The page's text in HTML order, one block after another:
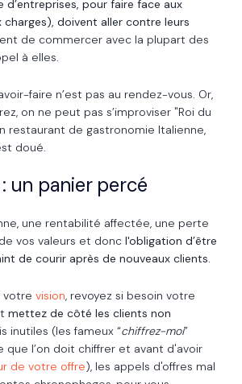
d’entreprises, pour faire face aux
charges), doivent aller contre leurs
de commercer avec la plupart des
à elles.
faire n’est pas au rendez-vous. Or,
on ne peut pas s’improviser "Roi du
restaurant de gastronomie Italienne,
doué.
un panier percé
une rentabilité affectée, une perte
vos valeurs et donc l'obligation d’être
de courir après de nouveaux clients.
votre vision, revoyez si besoin votre
mettez de côté les clients non
inutiles (les fameux “chiffrez-moi”
que l’on doit chiffrer et avant d'avoir
de votre offre), les appels d'offres mal